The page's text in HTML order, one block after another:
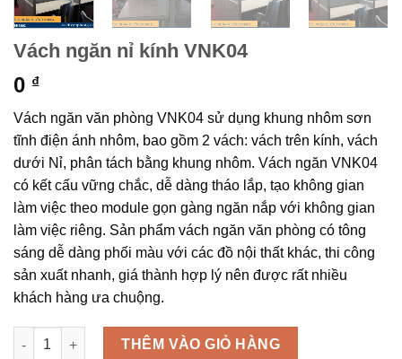
Vách ngăn nỉ kính VNK04
0 ₫
Vách ngăn văn phòng VNK04 sử dụng khung nhôm sơn
tĩnh điện ánh nhôm, bao gồm 2 vách: vách trên kính, vách
dưới Nỉ, phân tách bằng khung nhôm. Vách ngăn VNK04
có kết cấu vững chắc, dễ dàng tháo lắp, tạo không gian
làm việc theo module gọn gàng ngăn nắp với không gian
làm việc riêng. Sản phẩm vách ngăn văn phòng có tông
sáng dễ dàng phối màu với các đồ nội thất khác, thi công
sản xuất nhanh, giá thành hợp lý nên được rất nhiều
khách hàng ưa chuộng.
Vách ngăn nỉ kính VNK04 số lượng
THÊM VÀO GIỎ HÀNG